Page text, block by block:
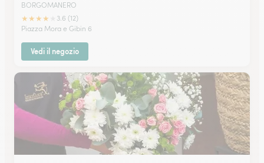
BORGOMANERO
★★★★
3.6 (12)
Piazza Mora e Gibin 6
Vedi il negozio